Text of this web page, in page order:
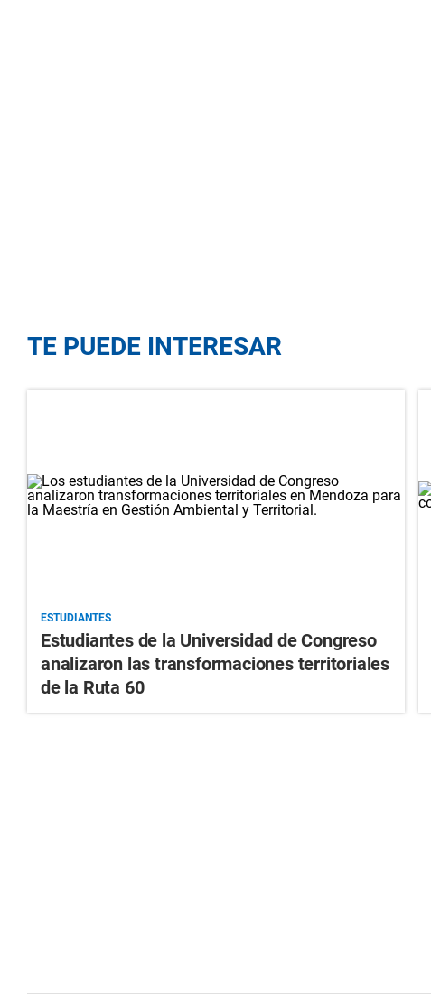
TE PUEDE INTERESAR
ESTUDIANTES
Estudiantes de la Universidad de Congreso
analizaron las transformaciones territoriales
de la Ruta 60